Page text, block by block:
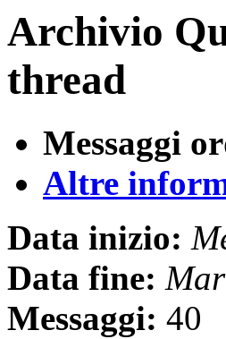
Archivio
thread
Messaggi
Altre
Data inizio:
Data fine:
Messaggi: 40